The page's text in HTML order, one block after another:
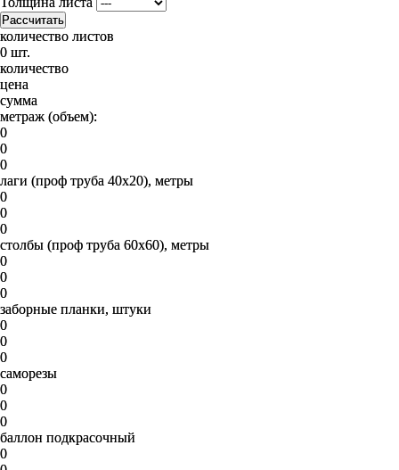
Рассчитать
количество листов
0 шт.
количество
цена
сумма
метраж (объем):
0
0
0
лаги (проф труба 40х20), метры
0
0
0
столбы (проф труба 60х60), метры
0
0
0
заборные планки, штуки
0
0
0
саморезы
0
0
0
баллон подкрасочный
0